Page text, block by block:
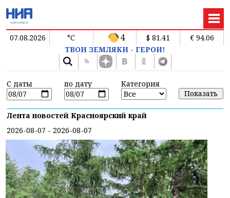
07.08.2026 °C 4 $ 81.41
€ 94.06
ТВОИ ЗЕМЛЯКИ - ГЕРОИ!
С даты по дату Категория
Лента новостей Красноярский край
2026-08-07 - 2026-08-07